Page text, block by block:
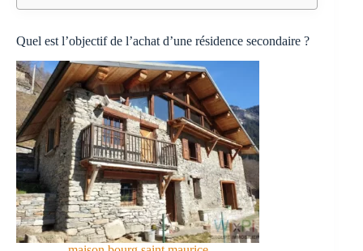
Quel est l’objectif de l’achat d’une résidence secondaire ?